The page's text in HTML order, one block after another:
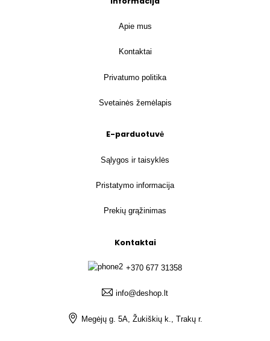
Apie mus
Kontaktai
Privatumo politika
Svetainės žemėlapis
E-parduotuvė
Sąlygos ir taisyklės
Pristatymo informacija
Prekių grąžinimas
Kontaktai
+370 677 31358
info@deshop.lt
Megėjų g. 5A, Žukiškių k., Trakų r.